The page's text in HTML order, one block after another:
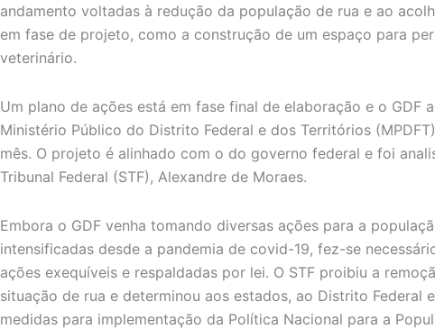
andamento voltadas à redução da população de rua e ao
em fase de projeto, como a construção de um espaço para
veterinário.
Um plano de ações está em fase final de elaboração e o GDF
Ministério Público do Distrito Federal e dos Territórios
mês. O projeto é alinhado com o do governo federal e foi
Tribunal Federal (STF), Alexandre de Moraes.
Embora o GDF venha tomando diversas ações para a
intensificadas desde a pandemia de covid-19, fez-se
ações exequíveis e respaldadas por lei. O STF proibiu a
situação de rua e determinou aos estados, ao Distrito Federal
medidas para implementação da Política Nacional para a